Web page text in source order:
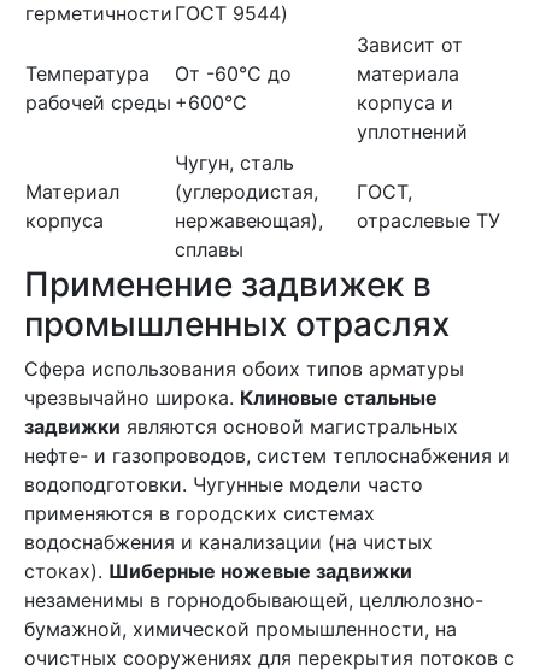
герметичности ГОСТ 9544)
Температура
рабочей среды
От -60°C до
+600°C
Зависит от
материала
корпуса и
уплотнений
Материал
корпуса
Чугун, сталь
(углеродистая,
нержавеющая),
сплавы
ГОСТ,
отраслевые ТУ
Применение задвижек в
промышленных отраслях
Сфера использования обоих типов арматуры
чрезвычайно широка. Клиновые стальные
задвижки являются основой магистральных
нефте- и газопроводов, систем теплоснабжения и
водоподготовки. Чугунные модели часто
применяются в городских системах
водоснабжения и канализации (на чистых
стоках). Шиберные ножевые задвижки
незаменимы в горнодобывающей, целлюлозно-
бумажной, химической промышленности, на
очистных сооружениях для перекрытия потоков с